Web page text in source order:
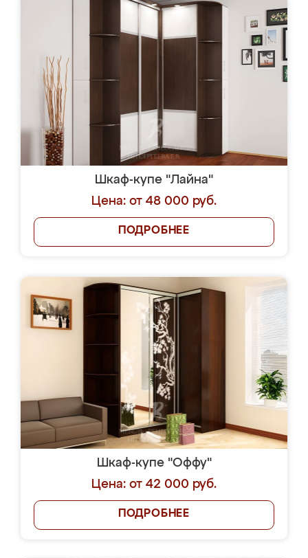
Шкаф-купе "Лайна"
Цена: от 48 000 руб.
ПОДРОБНЕЕ
Шкаф-купе "Оффу"
Цена: от 42 000 руб.
ПОДРОБНЕЕ